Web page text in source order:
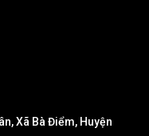
Xã Bà Điểm, Huyện